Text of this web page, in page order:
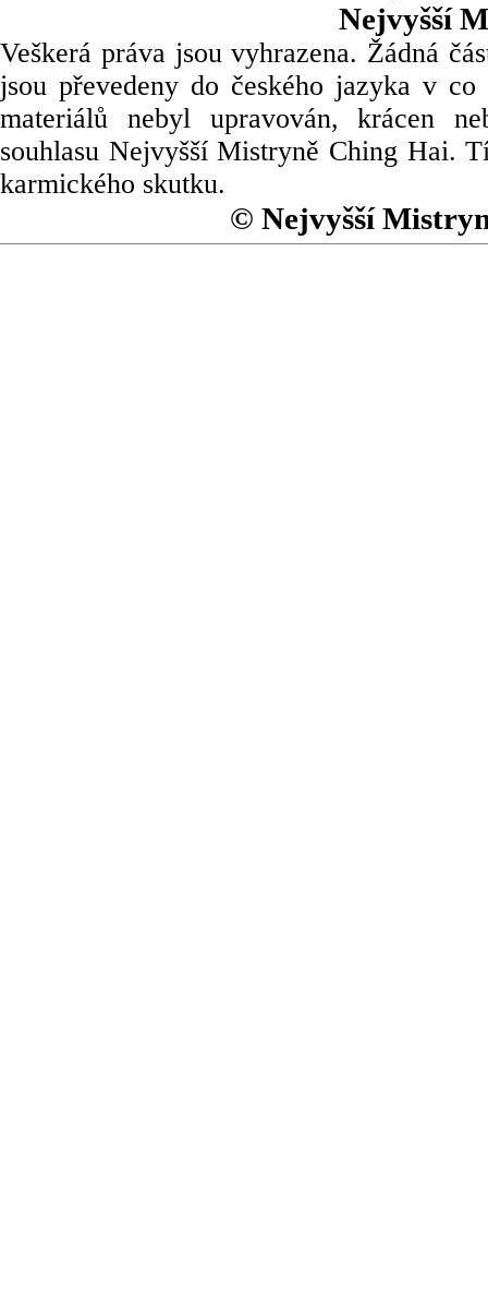
Nejvyšší
Veškerá práva jsou vyhrazena. Žádná
jsou převedeny do českého jazyka v
materiálů nebyl upravován, krácen
souhlasu Nejvyšší Mistryně Ching Hai.
karmického skutku.
© Nejvyšší